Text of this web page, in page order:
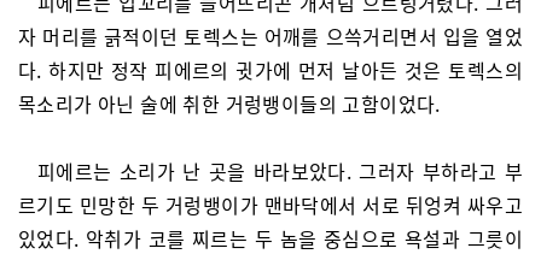
자 머리를 긁적이던 토렉스는 어깨를 으쓱거리면서 입을 열었
다. 하지만 정작 피에르의 귓가에 먼저 날아든 것은 토렉스의
목소리가 아닌 술에 취한 거렁뱅이들의 고함이었다.
피에르는 소리가 난 곳을 바라보았다. 그러자 부하라고 부
르기도 민망한 두 거렁뱅이가 맨바닥에서 서로 뒤엉켜 싸우고
있었다. 악취가 코를 찌르는 두 놈을 중심으로 욕설과 그릇이